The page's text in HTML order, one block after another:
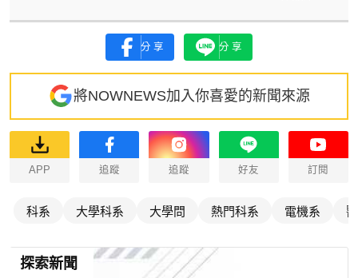
分享 分享
將NOWNEWS加入你喜愛的新聞來源
APP 追蹤 追蹤 好友 訂閱
科系 大學科系 大學問 熱門科系 電機系
探索新聞